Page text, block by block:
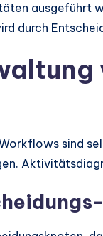
ausgeführt
durch
sind